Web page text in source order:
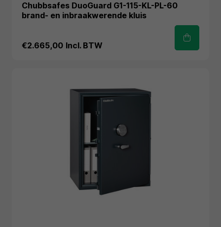
Chubbsafes DuoGuard G1-115-KL-PL-60
brand- en inbraakwerende kluis
€2.665,00 Incl. BTW